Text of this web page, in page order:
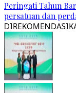
Peringati Tahun
persatuan dan